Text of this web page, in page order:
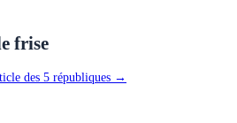
frise
des 5 républiques →